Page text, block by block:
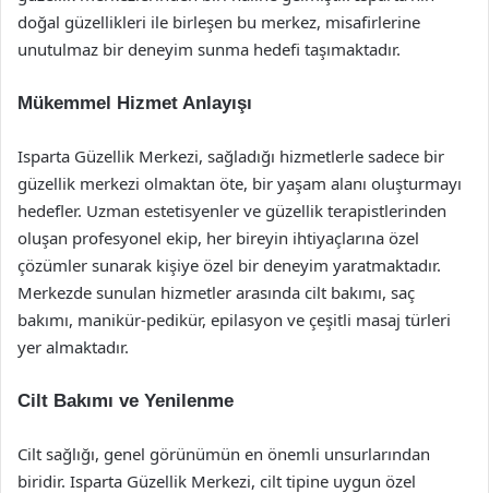
doğal güzellikleri ile birleşen bu merkez, misafirlerine
unutulmaz bir deneyim sunma hedefi taşımaktadır.
Mükemmel Hizmet Anlayışı
Isparta Güzellik Merkezi, sağladığı hizmetlerle sadece bir
güzellik merkezi olmaktan öte, bir yaşam alanı oluşturmayı
hedefler. Uzman estetisyenler ve güzellik terapistlerinden
oluşan profesyonel ekip, her bireyin ihtiyaçlarına özel
çözümler sunarak kişiye özel bir deneyim yaratmaktadır.
Merkezde sunulan hizmetler arasında cilt bakımı, saç
bakımı, manikür-pedikür, epilasyon ve çeşitli masaj türleri
yer almaktadır.
Cilt Bakımı ve Yenilenme
Cilt sağlığı, genel görünümün en önemli unsurlarından
biridir. Isparta Güzellik Merkezi, cilt tipine uygun özel